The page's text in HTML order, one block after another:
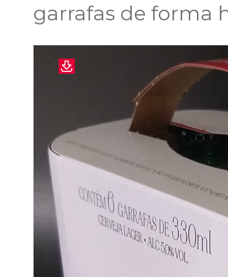
garrafas de forma